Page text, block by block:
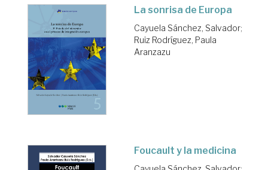
La sonrisa de Europa
Cayuela Sánchez, Salvador;
Ruiz Rodríguez, Paula
Aranzazu
Foucault y la medicina